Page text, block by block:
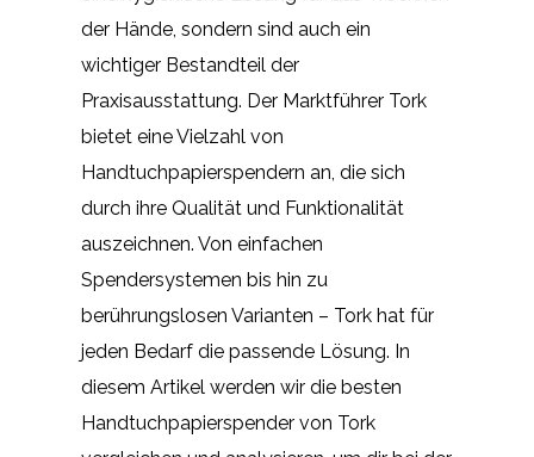
der Hände, sondern sind auch ein
wichtiger Bestandteil der
Praxisausstattung. Der Marktführer Tork
bietet eine Vielzahl von
Handtuchpapierspendern an, die sich
durch ihre Qualität und Funktionalität
auszeichnen. Von einfachen
Spendersystemen bis hin zu
berührungslosen Varianten – Tork hat für
jeden Bedarf die passende Lösung. In
diesem Artikel werden wir die besten
Handtuchpapierspender von Tork